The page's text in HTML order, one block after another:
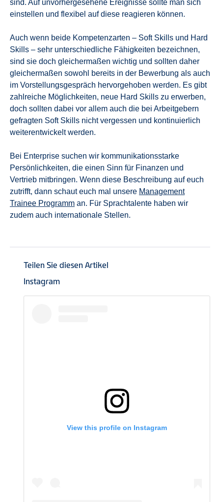
sind. Auf unvorhergesehene Ereignisse sollte man sich
einstellen und flexibel auf diese reagieren können.
Auch wenn beide Kompetenzarten – Soft Skills und Hard
Skills – sehr unterschiedliche Fähigkeiten bezeichnen,
sind sie doch gleichermaßen wichtig und sollten daher
gleichermaßen sowohl bereits in der Bewerbung als auch
im Vorstellungsgespräch hervorgehoben werden. Es gibt
zahlreiche Möglichkeiten, neue Hard Skills zu erwerben,
doch sollten dabei vor allem auch die bei Arbeitgebern
gefragten Soft Skills nicht vergessen und kontinuierlich
weiterentwickelt werden.
Bei Enterprise suchen wir kommunikationsstarke
Persönlichkeiten, die einen Sinn für Finanzen und
Vertrieb mitbringen. Wenn diese Beschreibung auf euch
zutrifft, dann schaut euch mal unsere Management
Trainee Programm an. Für Sprachtalente haben wir
zudem auch internationale Stellen.
Teilen Sie diesen Artikel
Instagram
View this profile on Instagram